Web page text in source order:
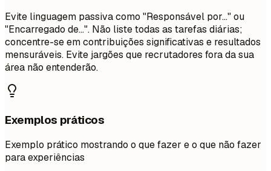
Evite linguagem passiva como "Responsável por..." ou
"Encarregado de...". Não liste todas as tarefas diárias;
concentre-se em contribuições significativas e resultados
mensuráveis. Evite jargões que recrutadores fora da sua
área não entenderão.
Exemplos práticos
Exemplo prático mostrando o que fazer e o que não fazer
para experiências